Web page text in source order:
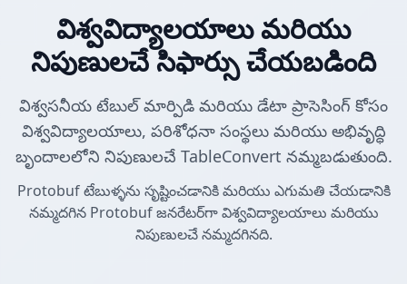
విశ్వవిద్యాలయాలు మరియు
నిపుణులచే సిఫార్సు చేయబడింది
విశ్వసనీయ టేబుల్ మార్పిడి మరియు డేటా ప్రాసెసింగ్ కోసం
విశ్వవిద్యాలయాలు, పరిశోధనా సంస్థలు మరియు అభివృద్ధి
బృందాలలోని నిపుణులచే TableConvert నమ్మబడుతుంది.
Protobuf టేబుళ్ళను సృష్టించడానికి మరియు ఎగుమతి చేయడానికి
నమ్మదగిన Protobuf జనరేటర్‌గా విశ్వవిద్యాలయాలు మరియు
నిపుణులచే నమ్మదగినది.